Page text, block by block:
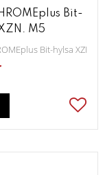
Bit-
M5
Bit-hylsa XZN M5